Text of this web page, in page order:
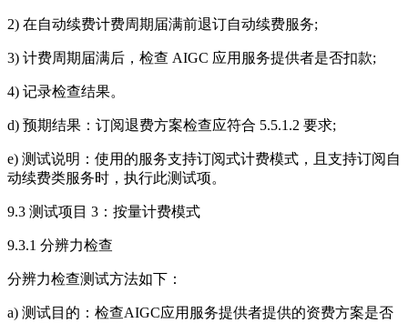
2) 在自动续费计费周期届满前退订自动续费服务;
3) 计费周期届满后，检查 AIGC 应用服务提供者是否扣款;
4) 记录检查结果。
d) 预期结果：订阅退费方案检查应符合 5.5.1.2 要求;
e) 测试说明：使用的服务支持订阅式计费模式，且支持订阅自
动续费类服务时，执行此测试项。
9.3 测试项目 3：按量计费模式
9.3.1 分辨力检查
分辨力检查测试方法如下：
a) 测试目的：检查AIGC应用服务提供者提供的资费方案是否